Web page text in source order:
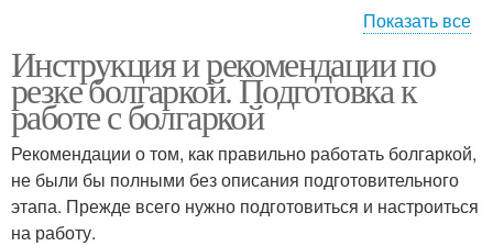
Защита при работе Работы с болгаркой
Безопасности по работе
Показать все
Инструкция и рекомендации по
резке болгаркой. Подготовка к
работе с болгаркой
Рекомендации о том, как правильно работать болгаркой,
не были бы полными без описания подготовительного
этапа. Прежде всего нужно подготовиться и настроиться
на работу.